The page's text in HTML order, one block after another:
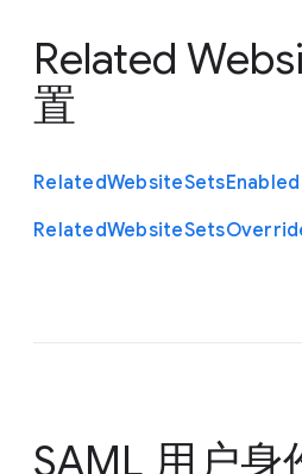
Related
置
RelatedWebsiteSetsEnabled
RelatedWebsiteSets
SAML 用户身